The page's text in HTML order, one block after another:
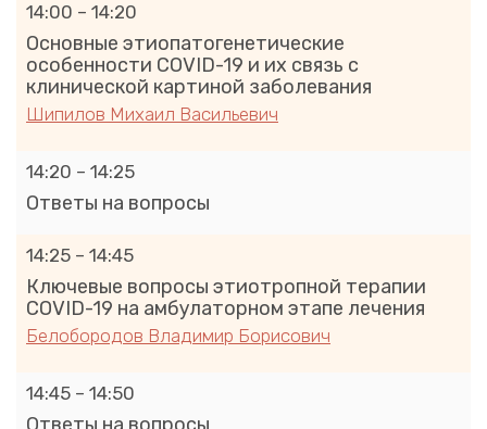
14:00 – 14:20
Основные этиопатогенетические
особенности COVID-19 и их связь с
клинической картиной заболевания
Шипилов Михаил Васильевич
14:20 – 14:25
Ответы на вопросы
14:25 – 14:45
Ключевые вопросы этиотропной терапии
COVID-19 на амбулаторном этапе лечения
Белобородов Владимир Борисович
14:45 – 14:50